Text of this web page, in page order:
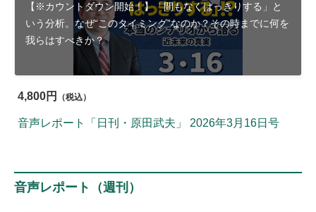
【※カウントダウン開始！】「間もなくはっきりする」と
いう分析。なぜ“このタイミング”なのか？その時までに何を
我らはすべきか？
4,800円 （税込）
音声レポート「日刊・原田武夫」 2026年3月16日号
音声レポート（週刊）